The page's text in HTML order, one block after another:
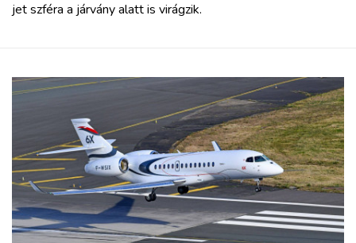
jet szféra a járvány alatt is virágzik.